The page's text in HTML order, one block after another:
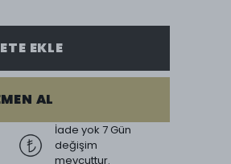
EKLE
AL
İade yok 7 Gün
değişim
mevcuttur.